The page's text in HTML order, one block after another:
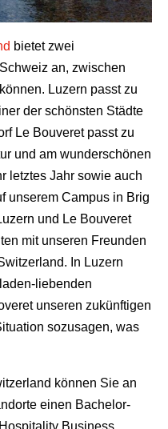
bietet zwei
an, zwischen
Luzern passt zu
der schönsten Städte
Le Bouveret passt zu
und am wunderschönen
letztes Jahr sowie auch
unserem Campus in Brig
und Le Bouveret
mit unseren Freunden
In Luzern
liebenden
unseren zukünftigen
sozusagen, was
können Sie an
einen Bachelor-